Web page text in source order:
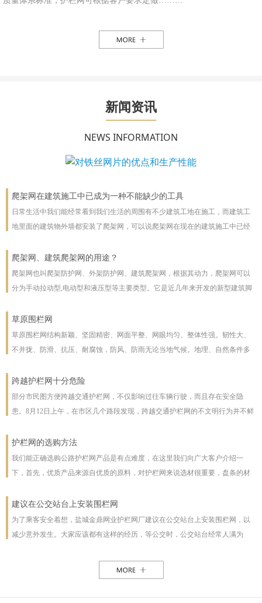
新闻资讯
NEWS INFORMATION
爬架网在建筑施工中已成为一种不能缺少的工具
日常生活中我们能经常看到我们生活的周围有不少建筑工地在施工，而建筑工
地里面的建筑物外墙都安装了爬架网，可以说爬架网在现在的建筑施工中已经
爬架网、建筑爬架网的用途？
爬架网也叫爬架防护网、外架防护网、建筑爬架网，根据其动力，爬架网可以
分为手动拉动型,电动型和液压型等主要类型。它是近几年来开发的新型建筑脚
彻底改善了脚手架技术
草原围栏网
草原围栏网结构新颖、坚固精密、网面平整、网眼均匀、整体性强。韧性大、
不并拢、防滑、抗压、耐腐蚀，防风、防雨无论当地气候。地理、自然条件多
受压力也不至发生松动变形现象。该产品防腐蚀性能好，有极强的防腐抗氧化
等特点，具有一般钢丝网都不具备的优点。克服了电焊网焊接点易开焊脱落的
缺点，一次安装永不松动，是保护草牧场、林场、高速公路和生态环境的最佳
跨越护栏网十分危险
部分市民图方便跨越交通护栏网，不仅影响过往车辆行驶，而且存在安全隐
患。8月12日上午，在市区几个路段发现，跨越交通护栏网的不文明行为并不鲜
护栏网，东西过往的车辆从其身旁疾驰而过;10时30分，两女一男由南向北跨越
交通护栏网;10时32分，两名女子在七一路北侧躲过3辆由东向西行驶的车辆，向
南跨越交通护栏网，护栏网南侧由西向东行驶的车辆急速行驶，两人在等待约1
一名志愿者称，据她观察，从7时30分至10时30分，约有30人在该路段跨越交通
护栏网的选购方法
我们能正确选购公路护栏网产品是有点难度，在这里我们向广大客户介绍一
下，首先，优质产品来源自优质的原料，对护栏网来说选材很重要，盘条的材
以下，我们为客户做了如下分析：1、护栏网网片质量，网片是由不同规格的盘
条（铁丝）焊接而成的，盘条的直径与强度直接影响到网片的质量，在选丝方
面应选择是由正规厂家生产的优质盘条拉出来的成品铁丝；其次是网片的焊接
能力，通常好的网片是每一个焊接或编制点都能够很好的连接。正规护栏网生
产厂，都是采用全自动焊接机来生产的，而一起小厂则采用手工焊接，通常质
建议在公交站台上安装围栏网
为了乘客安全着想，盐城金鼎网业护栏网厂建议在公交站台上安装围栏网，以
减少意外发生。大家应该都有这样的经历，等公交时，公交站台经常人满为
路线图朝的是非机动车道，便于观看，乘客不得不走下站台，而且上车下车都
是人挤人，这些情况均增加了乘客的危险性，如果在站台旁安装了围栏网，那